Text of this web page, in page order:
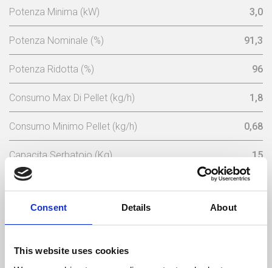
Consent Details About
This website uses cookies
Potenza Minima (kW) 3,0
Potenza Nominale (%) 91,3
Potenza Ridotta (%) 96
Consumo Max Di Pellet (kg/h) 1,8
Consumo Minimo Pellet (kg/h) 0,68
Capacita Serbatoio (Kg) 15
Energia Elettrica Nominale (w) 102 (máx 362)
Tensione Nominale (V)